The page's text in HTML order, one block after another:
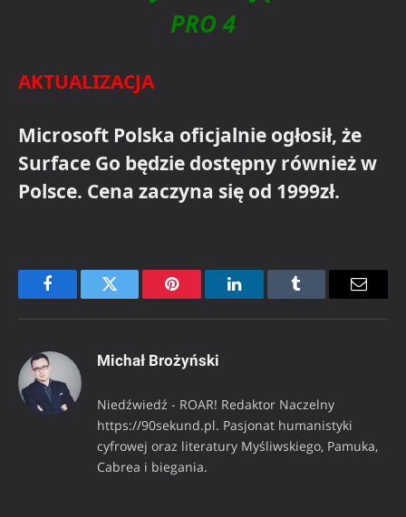
PRO 4
AKTUALIZACJA
Microsoft Polska oficjalnie ogłosił, że
Surface Go będzie dostępny również w
Polsce. Cena zaczyna się od 1999zł.
FacebookTwitter Pinterest LinkedInTumblr Email
Michał Brożyński
Niedźwiedź - ROAR! Redaktor Naczelny
https://90sekund.pl. Pasjonat humanistyki
cyfrowej oraz literatury Myśliwskiego, Pamuka,
Cabrea i biegania.